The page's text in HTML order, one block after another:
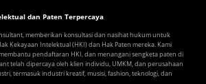
dan Paten Terpercaya
memberikan konsultasi dan nasihat hukum untuk
Kekayaan Intelektual (HKI) dan Hak Paten mereka. Kami
pendaftaran HKI, dan menangani sengketa paten di
telah dipercaya oleh klien individu, UMKM, dan perusahaan
termasuk industri kreatif, musisi, fashion, teknologi, dan